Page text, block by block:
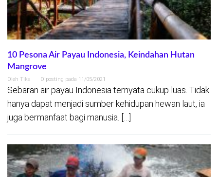
10 Pesona Air Payau Indonesia, Keindahan Hutan
Mangrove
Oleh Tika Diposting pada 11/05/2021
Sebaran air payau Indonesia ternyata cukup luas. Tidak
hanya dapat menjadi sumber kehidupan hewan laut, ia
juga bermanfaat bagi manusia. […]